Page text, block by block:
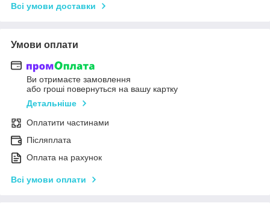
Всі умови доставки
Умови оплати
Ви отримаєте замовлення
або гроші повернуться на вашу картку
Детальніше
Оплатити частинами
Післяплата
Оплата на рахунок
Всі умови оплати